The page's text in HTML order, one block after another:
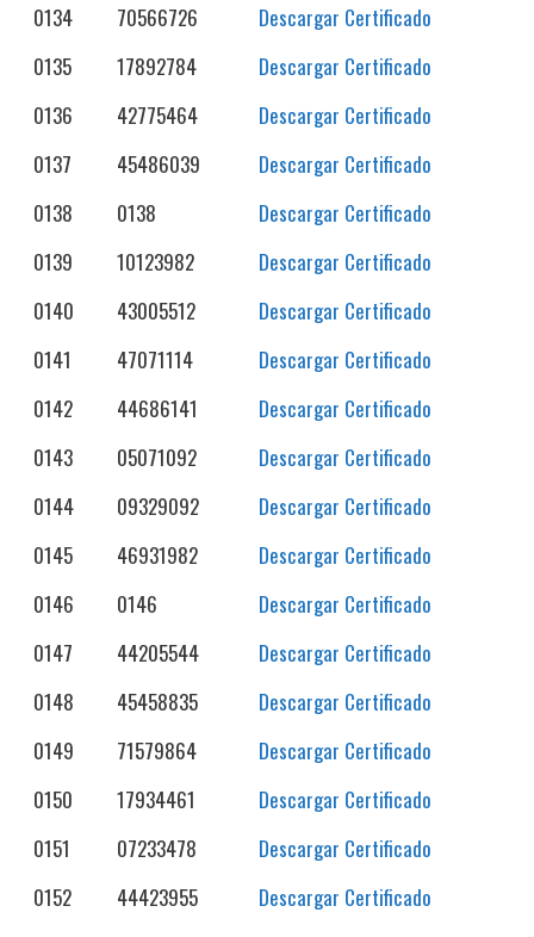
0134
70566726
Descargar Certificado
0135
17892784
Descargar Certificado
0136
42775464
Descargar Certificado
0137
45486039
Descargar Certificado
0138
0138
Descargar Certificado
0139
10123982
Descargar Certificado
0140
43005512
Descargar Certificado
0141
47071114
Descargar Certificado
0142
44686141
Descargar Certificado
0143
05071092
Descargar Certificado
0144
09329092
Descargar Certificado
0145
46931982
Descargar Certificado
0146
0146
Descargar Certificado
0147
44205544
Descargar Certificado
0148
45458835
Descargar Certificado
0149
71579864
Descargar Certificado
0150
17934461
Descargar Certificado
0151
07233478
Descargar Certificado
0152
44423955
Descargar Certificado